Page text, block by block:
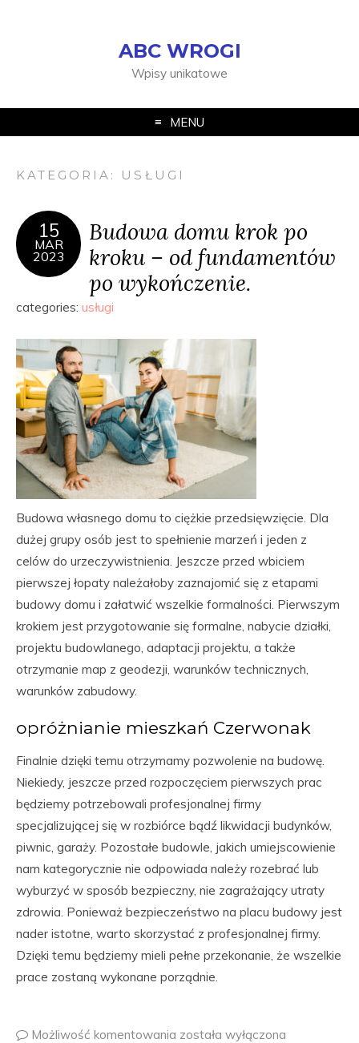
ABC WROGI
Wpisy unikatowe
MENU
KATEGORIA: USŁUGI
15
MAR
2023
Budowa domu krok po
kroku – od fundamentów
po wykończenie.
categories: usługi
Budowa własnego domu to ciężkie przedsięwzięcie. Dla
dużej grupy osób jest to spełnienie marzeń i jeden z
celów do urzeczywistnienia. Jeszcze przed wbiciem
pierwszej łopaty należałoby zaznajomić się z etapami
budowy domu i załatwić wszelkie formalności. Pierwszym
krokiem jest przygotowanie się formalne, nabycie działki,
projektu budowlanego, adaptacji projektu, a także
otrzymanie map z geodezji, warunków technicznych,
warunków zabudowy.
opróżnianie mieszkań Czerwonak
Finalnie dzięki temu otrzymamy pozwolenie na budowę.
Niekiedy, jeszcze przed rozpoczęciem pierwszych prac
będziemy potrzebowali profesjonalnej firmy
specjalizującej się w rozbiórce bądź likwidacji budynków,
piwnic, garaży. Pozostałe budowle, jakich umiejscowienie
nam kategorycznie nie odpowiada należy rozebrać lub
wyburzyć w sposób bezpieczny, nie zagrażający utraty
zdrowia. Ponieważ bezpieczeństwo na placu budowy jest
nader istotne, warto skorzystać z profesjonalnej firmy.
Dzięki temu będziemy mieli pełne przekonanie, że wszelkie
prace zostaną wykonane porządnie.
Możliwość komentowania została wyłączona